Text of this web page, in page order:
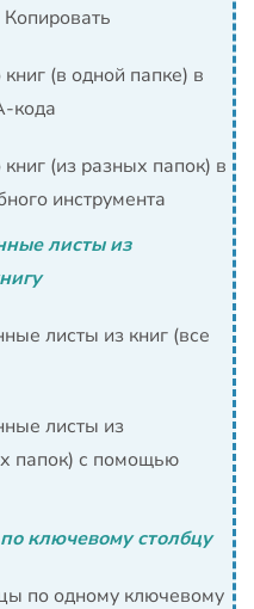
(в одной папке) в
кода
(из разных папок) в
инструмента
листы из
листы из книг (все
листы из
папок) с помощью
ключевому столбцу
по одному ключевому